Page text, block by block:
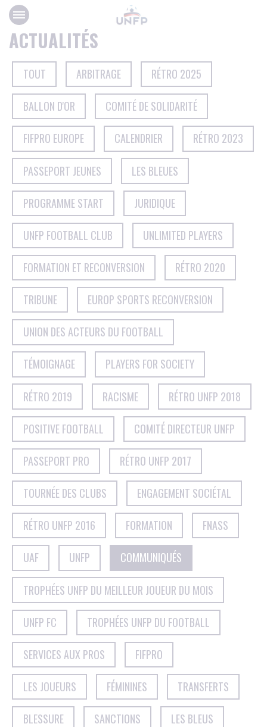
Panneau de gestion des cookies
ACTUALITÉS
TOUT ARBITRAGE RÉTRO 2025
BALLON D'OR COMITÉ DE SOLIDARITÉ
FIFPRO EUROPE CALENDRIER RÉTRO 2023
PASSEPORT JEUNES LES BLEUES
PROGRAMME START JURIDIQUE
UNFP FOOTBALL CLUB UNLIMITED PLAYERS
FORMATION ET RECONVERSION RÉTRO 2020
TRIBUNE EUROP SPORTS RECONVERSION
UNION DES ACTEURS DU FOOTBALL
TÉMOIGNAGE PLAYERS FOR SOCIETY
RÉTRO 2019 RACISME RÉTRO UNFP 2018
POSITIVE FOOTBALL COMITÉ DIRECTEUR UNFP
PASSEPORT PRO RÉTRO UNFP 2017
TOURNÉE DES CLUBS ENGAGEMENT SOCIÉTAL
RÉTRO UNFP 2016 FORMATION FNASS
UAF UNFP COMMUNIQUÉS
TROPHÉES UNFP DU MEILLEUR JOUEUR DU MOIS
UNFP FC TROPHÉES UNFP DU FOOTBALL
SERVICES AUX PROS FIFPRO
LES JOUEURS FÉMININES TRANSFERTS
BLESSURE SANCTIONS LES BLEUS